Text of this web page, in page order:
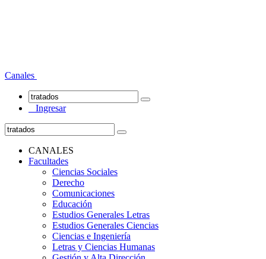
Canales
Ingresar
CANALES
Facultades
Ciencias Sociales
Derecho
Comunicaciones
Educación
Estudios Generales Letras
Estudios Generales Ciencias
Ciencias e Ingeniería
Letras y Ciencias Humanas